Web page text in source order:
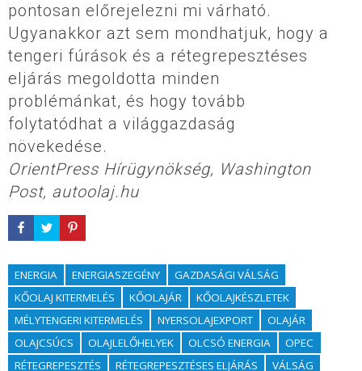
pontosan előrejelezni mi várható.
Ugyanakkor azt sem mondhatjuk, hogy a
tengeri fúrások és a rétegrepesztéses
eljárás megoldotta minden
problémánkat, és hogy tovább
folytatódhat a világgazdaság
növekedése.
OrientPress Hírügynökség, Washington
Post, autoolaj.hu
ENERGIA ENERGIASZEGÉNY
GAZDASÁGI VÁLSÁG
KŐOLAJ KITERMELÉS
KŐOLAJÁR
KŐOLAJKÉSZLETEK
MÉLYTENGERI KITERMELÉS
NYERSOLAJEXPORT
OLAJÁR
OLAJCSÚCS
OLAJLELŐHELYEK OLCSÓ ENERGIA
OPEC
RÉTEGREPESZTÉS
RÉTEGREPESZTÉSES ELJÁRÁS VÁLSÁG